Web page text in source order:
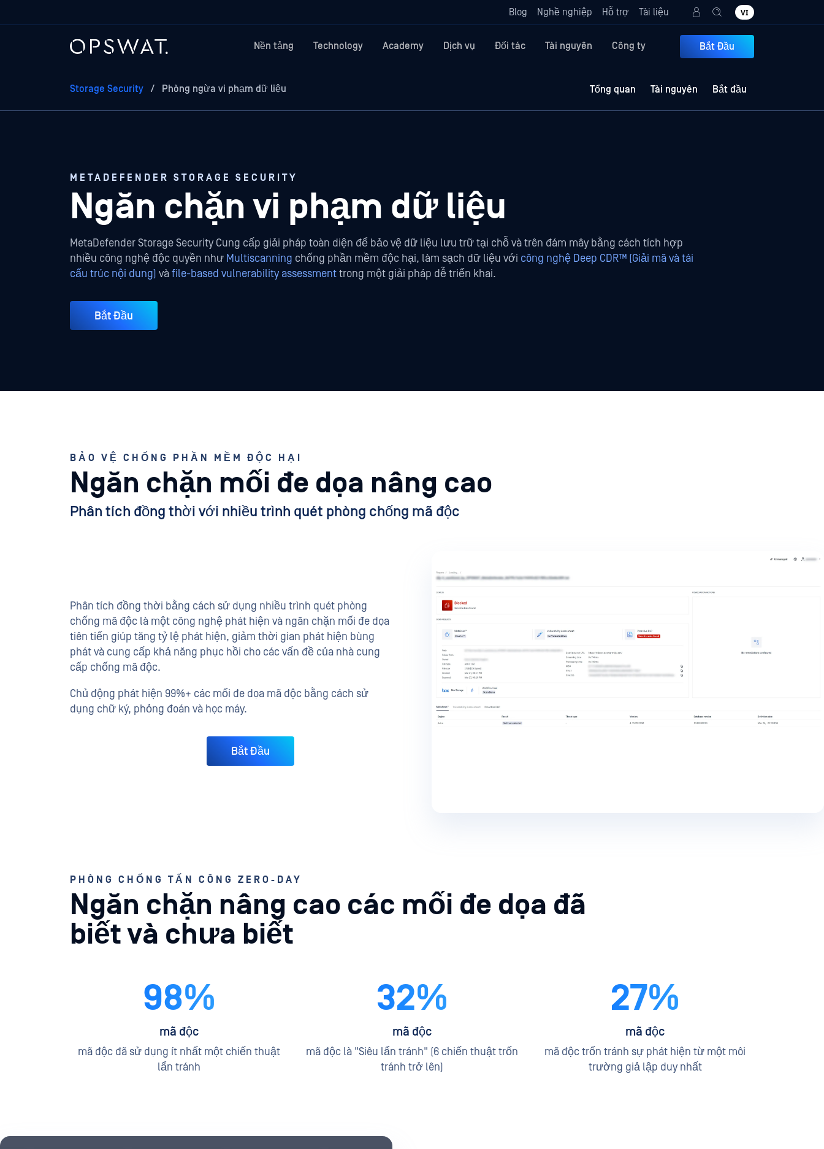
Blog Nghề nghiệp Hỗ trợ Tài liệu VI
Nền tảng Technology Academy Dịch vụ Đối tác Tài nguyên Công ty Bắt Đầu
Storage Security / Phòng ngừa vi phạm dữ liệu Tổng quan Tài nguyên Bắt đầu
METADEFENDER STORAGE SECURITY
Ngăn chặn vi phạm dữ liệu
MetaDefender Storage Security Cung cấp giải pháp toàn diện để bảo vệ dữ liệu lưu trữ tại chỗ và trên đám mây bằng cách tích hợp
nhiều công nghệ độc quyền như Multiscanning chống phần mềm độc hại, làm sạch dữ liệu với công nghệ Deep CDR™ (Giải mã và tái
cấu trúc nội dung) vàfile-based vulnerability assessmenttrong một giải pháp dễ triển khai.
Bắt Đầu
BẢO VỆ CHỐNG PHẦN MỀM ĐỘC HẠI
Ngăn chặn mối đe dọa nâng cao
Phân tích đồng thời với nhiều trình quét phòng chống mã độc
Phân tích đồng thời bằng cách sử dụng nhiều trình quét phòng
chống mã độc là một công nghệ phát hiện và ngăn chặn mối đe dọa
tiên tiến giúp tăng tỷ lệ phát hiện, giảm thời gian phát hiện bùng
phát và cung cấp khả năng phục hồi cho các vấn đề của nhà cung
cấp chống mã độc.
Chủ động phát hiện 99%+ các mối đe dọa mã độc bằng cách sử
dụng chữ ký, phỏng đoán và học máy.
Bắt Đầu
PHÒNG CHỐNG TẤN CÔNG ZERO-DAY
Ngăn chặn nâng cao các mối đe dọa đã
biết và chưa biết
98%
mã độc
mã độc đã sử dụng ít nhất một chiến thuật
lẩn tránh
32%
mã độc
mã độc là "Siêu lẩn tránh" (6 chiến thuật trốn
tránh trở lên)
27%
mã độc
mã độc trốn tránh sự phát hiện từ một môi
trường giả lập duy nhất